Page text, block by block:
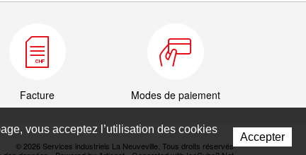
Facture Modes de paiement
© 2026 Services industriels La Neuveville. Tous droits réservés
vous acceptez l’utilisation des cookies
Accepter